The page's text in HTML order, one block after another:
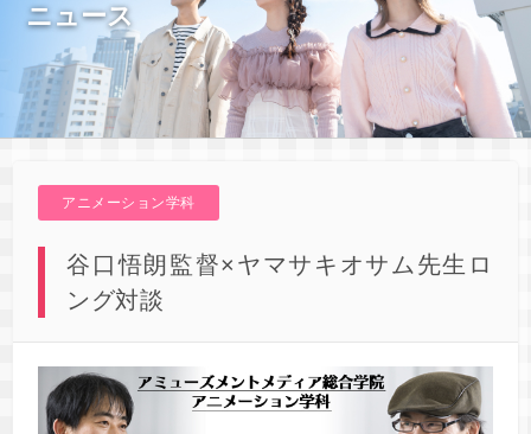
ニュース
アニメーション学科
谷口悟朗監督×ヤマサキオサム先生ロ
ング対談